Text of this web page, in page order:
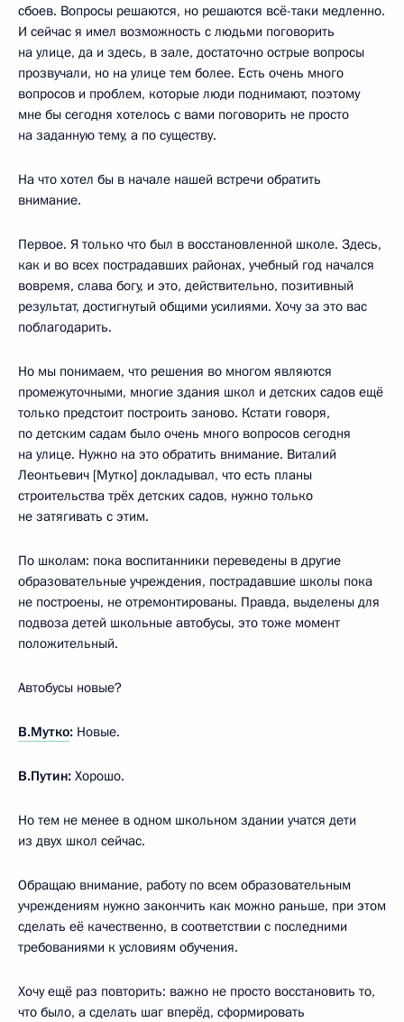
сбоев. Вопросы решаются, но решаются всё-таки медленно.
И сейчас я имел возможность с людьми поговорить
на улице, да и здесь, в зале, достаточно острые вопросы
прозвучали, но на улице тем более. Есть очень много
вопросов и проблем, которые люди поднимают, поэтому
мне бы сегодня хотелось с вами поговорить не просто
на заданную тему, а по существу.
На что хотел бы в начале нашей встречи обратить
внимание.
Первое. Я только что был в восстановленной школе. Здесь,
как и во всех пострадавших районах, учебный год начался
вовремя, слава богу, и это, действительно, позитивный
результат, достигнутый общими усилиями. Хочу за это вас
поблагодарить.
Но мы понимаем, что решения во многом являются
промежуточными, многие здания школ и детских садов ещё
только предстоит построить заново. Кстати говоря,
по детским садам было очень много вопросов сегодня
на улице. Нужно на это обратить внимание. Виталий
Леонтьевич [Мутко] докладывал, что есть планы
строительства трёх детских садов, нужно только
не затягивать с этим.
По школам: пока воспитанники переведены в другие
образовательные учреждения, пострадавшие школы пока
не построены, не отремонтированы. Правда, выделены для
подвоза детей школьные автобусы, это тоже момент
положительный.
Автобусы новые?
В.Мутко: Новые.
В.Путин: Хорошо.
Но тем не менее в одном школьном здании учатся дети
из двух школ сейчас.
Обращаю внимание, работу по всем образовательным
учреждениям нужно закончить как можно раньше, при этом
сделать её качественно, в соответствии с последними
требованиями к условиям обучения.
Хочу ещё раз повторить: важно не просто восстановить то,
что было, а сделать шаг вперёд, сформировать